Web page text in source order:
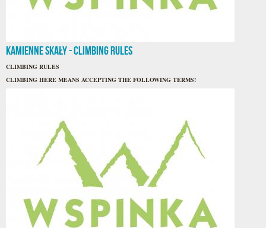
Kamienne Skały - CLIMBING RULES
CLIMBING RULES
CLIMBING HERE MEANS ACCEPTING THE FOLLOWING TERMS!